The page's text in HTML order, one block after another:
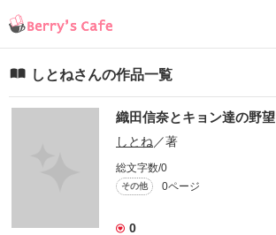
しとねさんの作品一覧
織田信奈とキョン達の野望
しとね ／著
総文字数/0
その他 0ページ
0